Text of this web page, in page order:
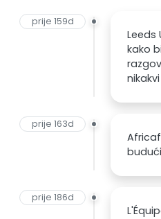
prije 159d
Leeds
kako
prije 163d
prije 186d